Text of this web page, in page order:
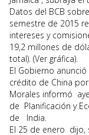
Datos del BCB
semestre de 2015
intereses y
19,2 millones de
total). (Ver gráfica).
El Gobierno
crédito de China
Morales informó
de Planificación y
de India.
El 25 de enero dijo,